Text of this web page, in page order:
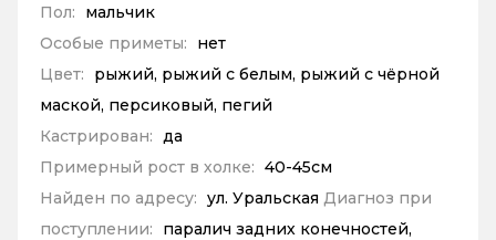
Пол:
мальчик
Особые приметы:
нет
Цвет:
рыжий, рыжий с белым, рыжий с чёрной
маской, персиковый, пегий
Кастрирован: да
Примерный рост в холке: 40-45см
Найден по адресу: ул. Уральская Диагноз при
поступлении:
паралич задних конечностей,